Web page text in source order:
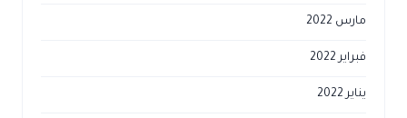
مارس 2022
فبراير 2022